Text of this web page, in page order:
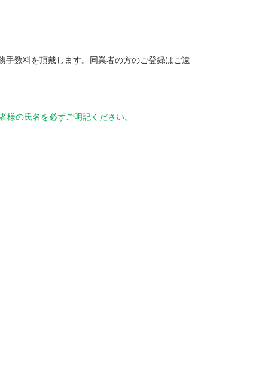
数料を頂戴します。同業者の方のご登録はご遠
の氏名を必ずご明記ください。